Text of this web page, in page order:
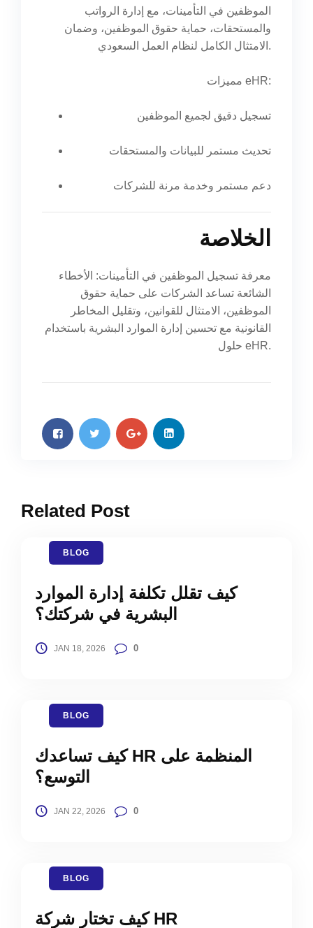
الموظفين في التأمينات، مع إدارة الرواتب
والمستحقات، حماية حقوق الموظفين، وضمان
الامتثال الكامل لنظام العمل السعودي.
مميزات eHR:
تسجيل دقيق لجميع الموظفين
تحديث مستمر للبيانات والمستحقات
دعم مستمر وخدمة مرنة للشركات
الخلاصة
معرفة تسجيل الموظفين في التأمينات: الأخطاء
الشائعة تساعد الشركات على حماية حقوق
الموظفين، الامتثال للقوانين، وتقليل المخاطر
القانونية مع تحسين إدارة الموارد البشرية باستخدام
حلول eHR.
Related Post
BLOG
كيف تقلل تكلفة إدارة الموارد
البشرية في شركتك؟
JAN 18, 2026 0
BLOG
كيف تساعدك HR المنظمة على
التوسع؟
JAN 22, 2026 0
BLOG
كيف تختار شركة HR